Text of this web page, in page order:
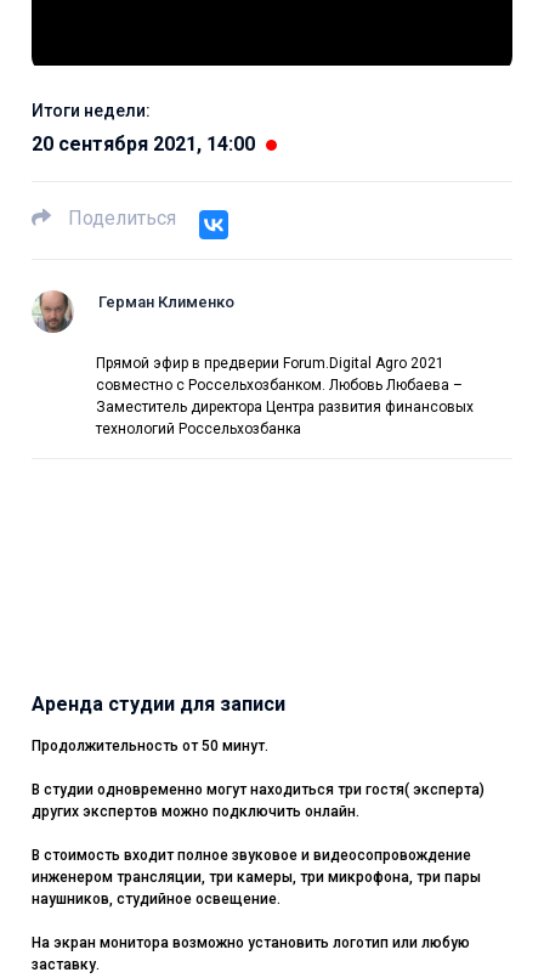
Итоги недели:
20 сентября 2021, 14:00
Поделиться
Герман Клименко
Прямой эфир в предверии Forum.Digital Agro 2021
совместно с Россельхозбанком. Любовь Любаева –
Заместитель директора Центра развития финансовых
технологий Россельхозбанка
Аренда студии для записи
Продолжительность от 50 минут.
В студии одновременно могут находиться три гостя( эксперта)
других экспертов можно подключить онлайн.
В стоимость входит полное звуковое и видеосопровождение
инженером трансляции, три камеры, три микрофона, три пары
наушников, студийное освещение.
На экран монитора возможно установить логотип или любую
заставку.